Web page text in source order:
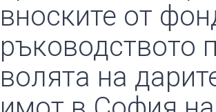
вноските от
ръководството
волята на